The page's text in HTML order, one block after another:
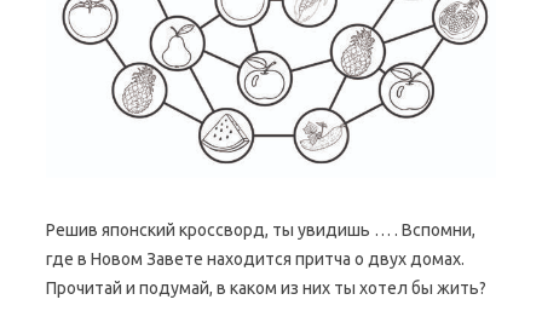
Решив японский кроссворд, ты увидишь … . Вспомни,
где в Новом Завете находится притча о двух домах.
Прочитай и подумай, в каком из них ты хотел бы жить?